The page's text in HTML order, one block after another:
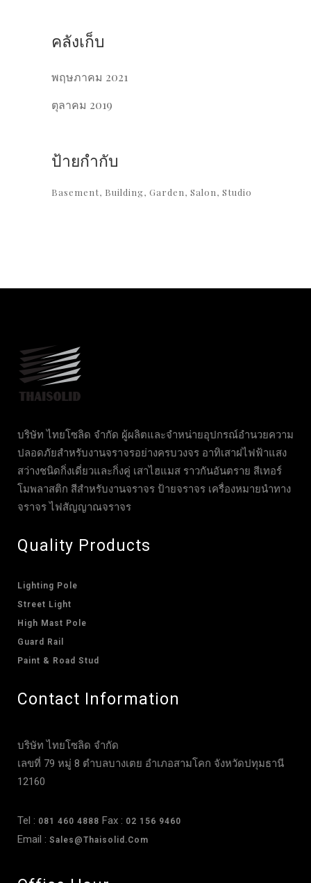
คลังเก็บ
พฤษภาคม 2021
ตุลาคม 2019
ป้ายกำกับ
Basement Building Garden Salon Studio
บริษัท ไทยโซลิด จำกัด ผู้ผลิตและจำหน่ายอุปกรณ์อำนวยความ
ปลอดภัยสำหรับงานจราจรอย่างครบวงจร อาทิเสาฝไฟฟ้าแสง
สว่างชนิดกิ่งเดี่ยวและกิ่งคู่ เสาไฮแมส ราวกันอันตราย สีเทอร์
โมพลาสติก สีสำหรับงานจราจร ป้ายจราจร เครื่องหมายนำทาง
จราจร ไฟสัญญาณจราจร
Quality Products
Lighting Pole
Street Light
High Mast Pole
Guard Rail
Paint & Road Stud
Contact Information
บริษัท ไทยโซลิด จำกัด
เลขที่ 79 หมู่ 8 ตำบลบางเตย อำเภอสามโคก จังหวัดปทุมธานี
12160
Tel : 081 460 4888 Fax : 02 156 9460
Email : Sales@thaisolid.com